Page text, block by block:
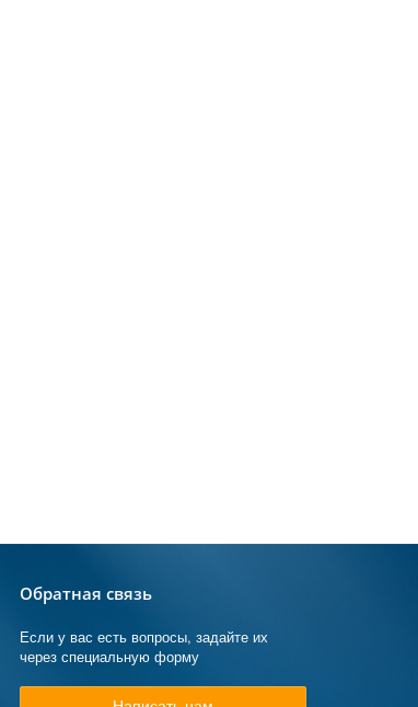
Обратная связь
Если у вас есть вопросы, задайте их
через специальную форму